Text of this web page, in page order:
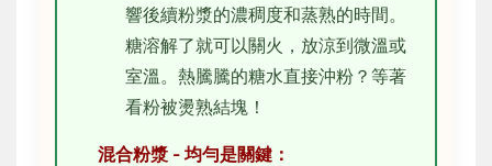
響後續粉漿的濃稠度和蒸熟的時間。
糖溶解了就可以關火，放涼到微溫或
室溫。熱騰騰的糖水直接沖粉？等著
看粉被燙熟結塊！
混合粉漿 - 均勻是關鍵：